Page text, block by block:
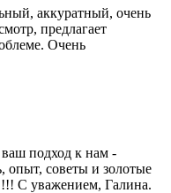
аккуратный, очень
предлагает
Очень
подход к нам -
опыт, советы и золотые
С уважением, Галина.